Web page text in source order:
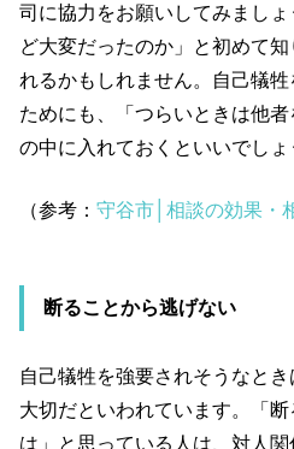
司に協力をお願いしてみまし
ど大変だったのか」と初めて
れるかもしれません。自己犠
ためにも、「つらいときは他
の中に入れておくといいでしょ
（参考： 守谷市│相談の効果・
断ることから逃げない
自己犠牲を強要されそうなと
大切だといわれています。「
は」と思っている人は、対人